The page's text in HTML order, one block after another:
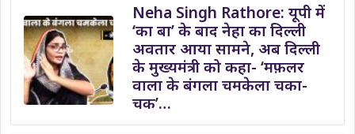
Neha Singh Rathore: यूपी में
‘का बा’ के बाद नेहा का दिल्ली
अवतार आया सामने, अब दिल्ली
के मुख्यमंत्री को कहा- ‘मफ़लर
वाला के बंगला चमकेला चका-
चक’…